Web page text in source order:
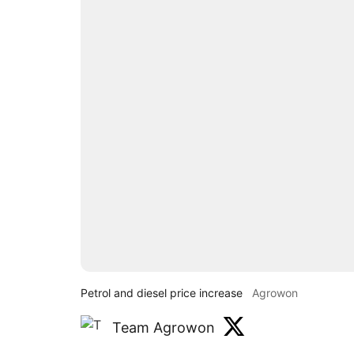
Petrol and diesel price increase Agrowon
Team Agrowon